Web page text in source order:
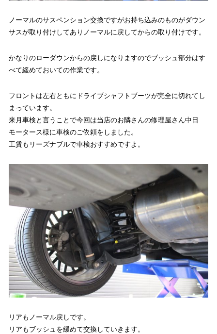
ノーマルのサスペンション交換ですがお持ち込みのものがダウン
サスが取り付けしてありノーマルに戻してからの取り付けです。
かなりのローダウンからの戻しになりますのでブッシュ部分はす
べて緩めておいての作業です。
フロントは左右ともにドライブシャフトブーツが完全に切れてし
まっています。
来月車検と言うことで今回は当店のお隣さんの修理屋さん中日
モータース様に車検のご依頼をしました。
工賃もリーズナブルで車検おすすめですよ。
リアもノーマル戻しです。
リアもブッシュを緩めて交換していきます。